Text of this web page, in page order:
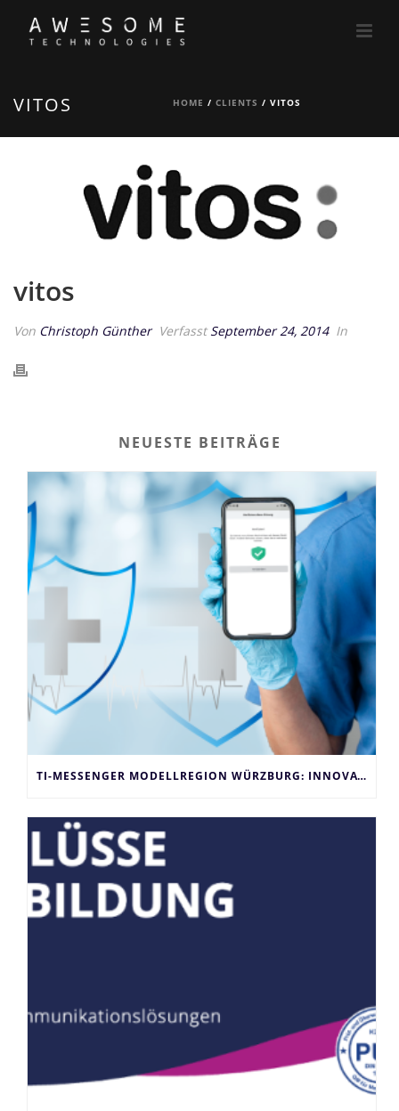
VITOS HOME / CLIENTS / VITOS
vitos
Von Christoph Günther Verfasst September 24, 2014 In
NEUESTE BEITRÄGE
TI-MESSENGER MODELLREGION WÜRZBURG: INNOVATION FÜR DAS GESUNDHEITSWESEN